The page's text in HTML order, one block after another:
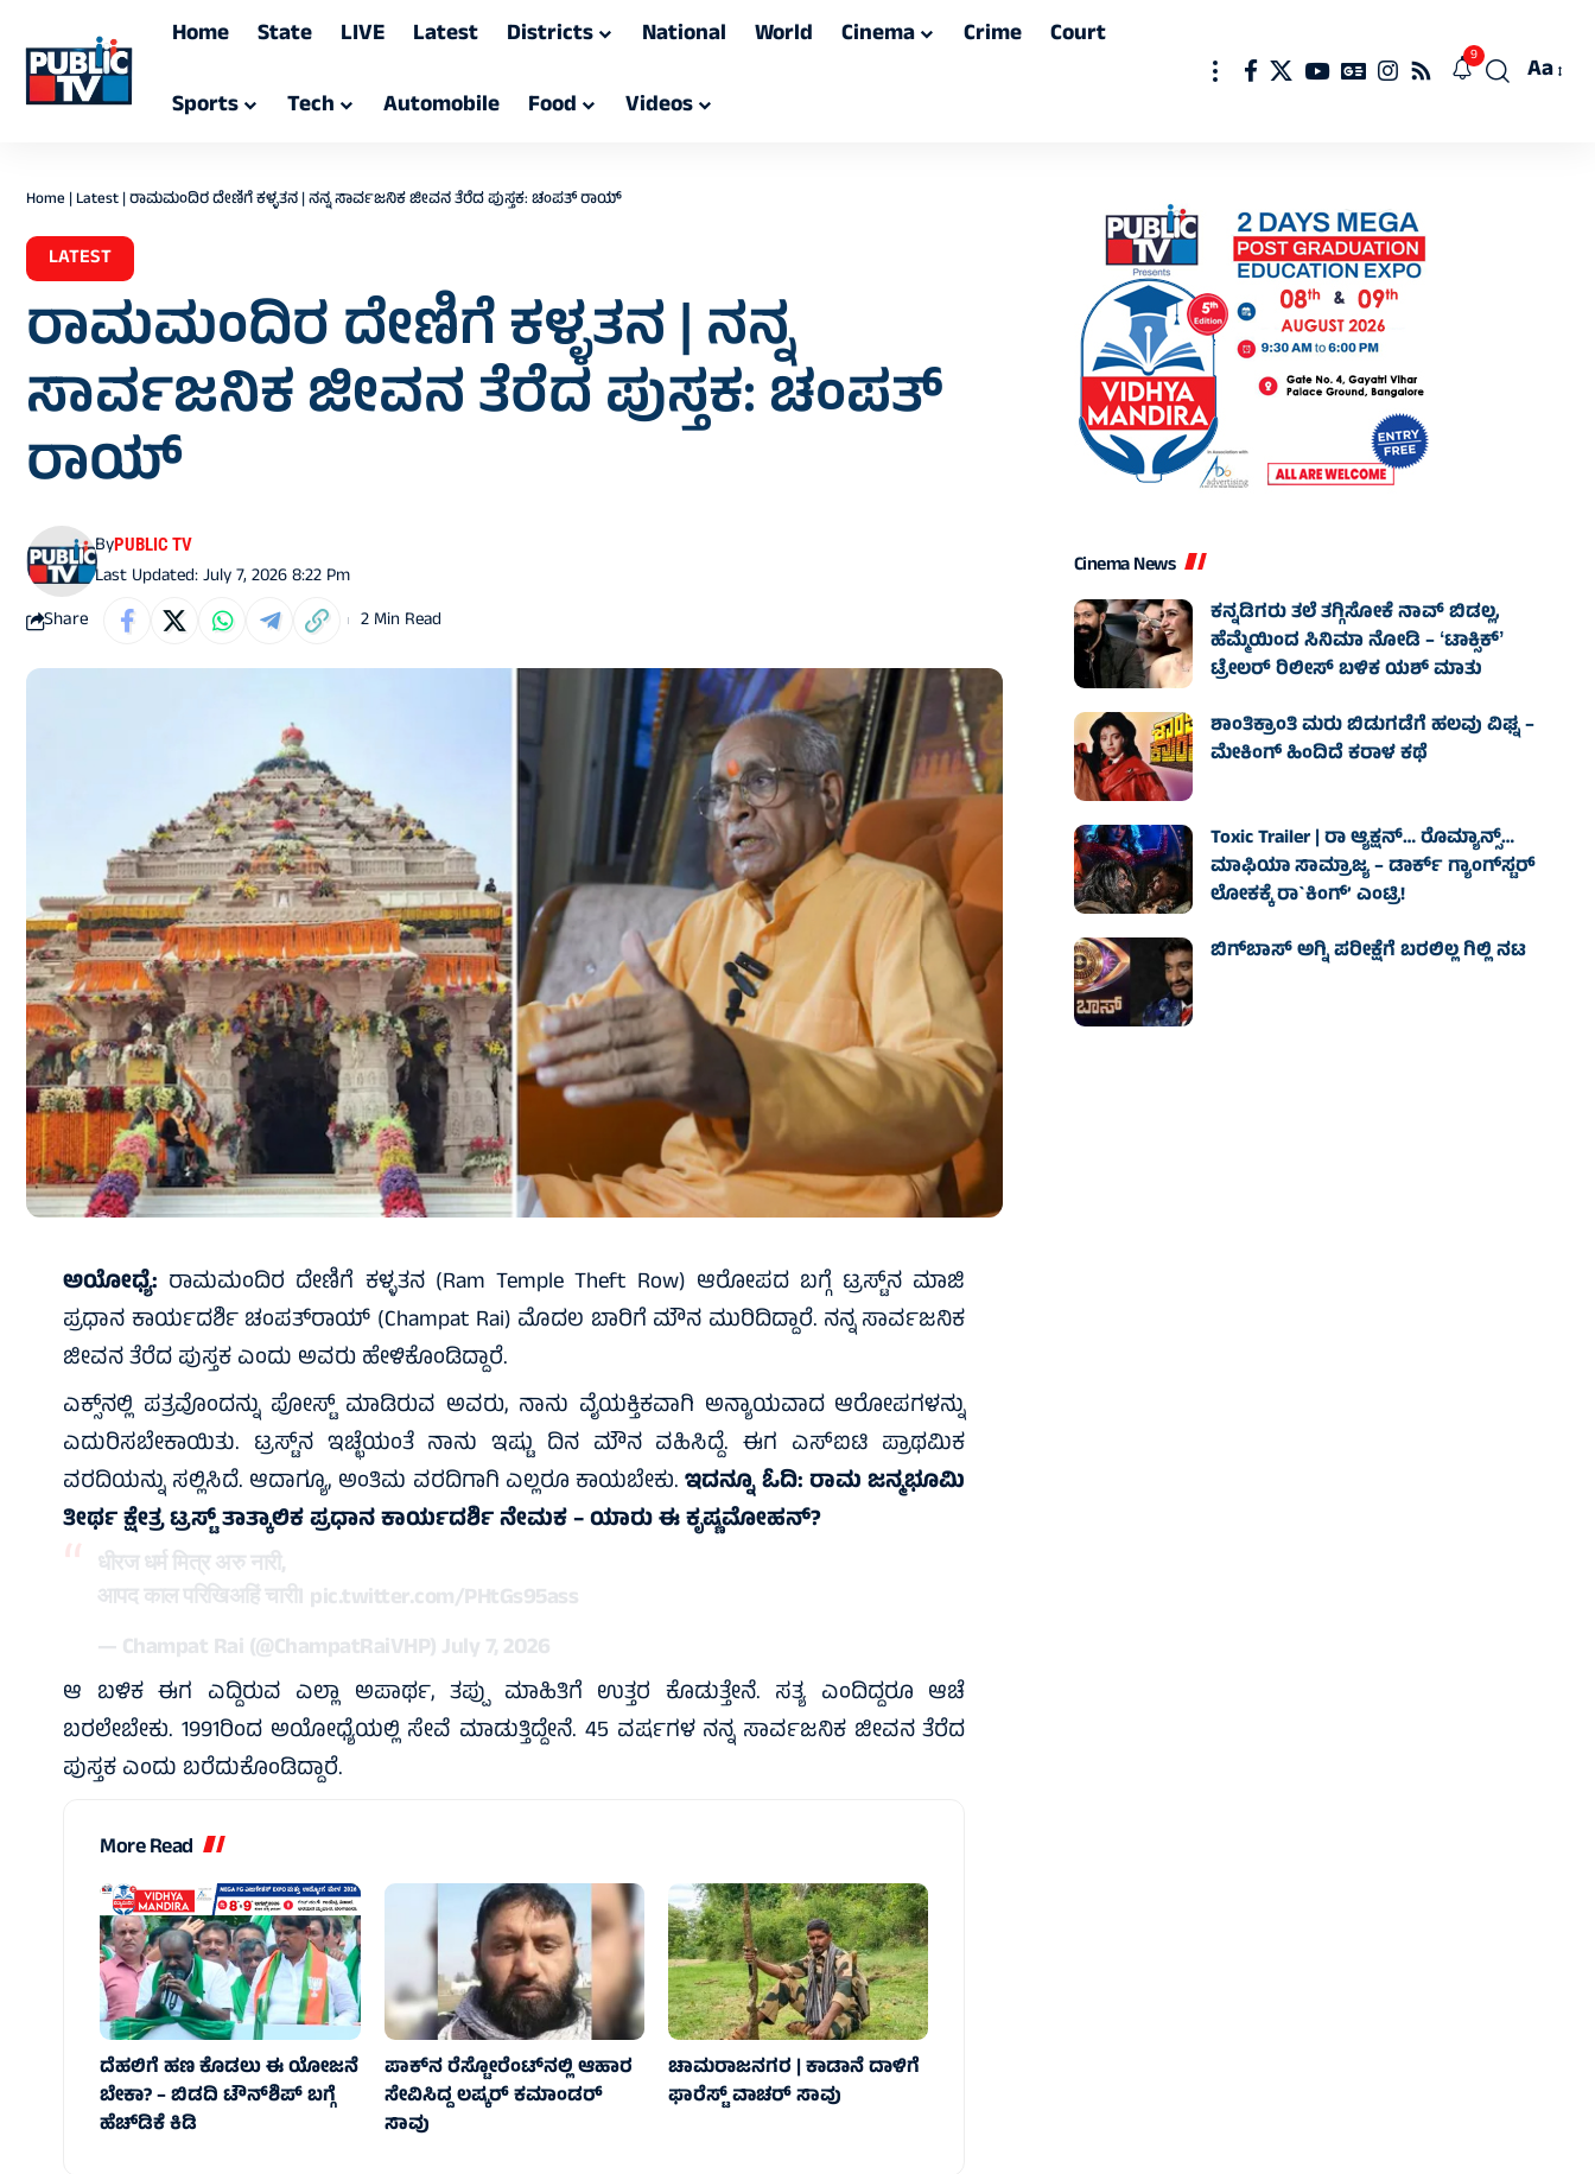
Home State LIVE Latest Districts National World Cinema Crime
Court
Sports
Tech Automobile Food Videos
9
Font
Aa
Home |Latest|ರಾಮಮಂದಿರ ದೇಣಿಗೆ ಕಳ್ಳತನ | ನನ್ನ ಸಾರ್ವಜನಿಕ ಜೀವನ ತೆರೆದ ಪುಸ್ತಕ: ಚಂಪತ್‌ ರಾಯ್
LATEST
ರಾಮಮಂದಿರ ದೇಣಿಗೆ ಕಳ್ಳತನ | ನನ್ನ
ಸಾರ್ವಜನಿಕ ಜೀವನ ತೆರೆದ ಪುಸ್ತಕ: ಚಂಪತ್‌
ರಾಯ್
Last Updated: July 7, 2026 8:22 Pm
ByPUBLIC TV
Share 2 Min Read
ಅಯೋಧ್ಯೆ: ರಾಮಮಂದಿರ ದೇಣಿಗೆ ಕಳ್ಳತನ (Ram Temple Theft Row) ಆರೋಪದ ಬಗ್ಗೆ ಟ್ರಸ್ಟ್‌ನ ಮಾಜಿ
ಪ್ರಧಾನ ಕಾರ್ಯದರ್ಶಿ ಚಂಪತ್‌ರಾಯ್ (Champat Rai) ಮೊದಲ ಬಾರಿಗೆ ಮೌನ ಮುರಿದಿದ್ದಾರೆ. ನನ್ನ ಸಾರ್ವಜನಿಕ
ಜೀವನ ತೆರೆದ ಪುಸ್ತಕ ಎಂದು ಅವರು ಹೇಳಿಕೊಂಡಿದ್ದಾರೆ.
ಎಕ್ಸ್‌ನಲ್ಲಿ ಪತ್ರವೊಂದನ್ನು ಪೋಸ್ಟ್‌ ಮಾಡಿರುವ ಅವರು, ನಾನು ವೈಯಕ್ತಿಕವಾಗಿ ಅನ್ಯಾಯವಾದ ಆರೋಪಗಳನ್ನು
ಎದುರಿಸಬೇಕಾಯಿತು. ಟ್ರಸ್ಟ್‌ನ ಇಚ್ಛೆಯಂತೆ ನಾನು ಇಷ್ಟು ದಿನ ಮೌನ ವಹಿಸಿದ್ದೆ. ಈಗ ಎಸ್‌ಐಟಿ ಪ್ರಾಥಮಿಕ
ವರದಿಯನ್ನು ಸಲ್ಲಿಸಿದೆ. ಆದಾಗ್ಯೂ, ಅಂತಿಮ ವರದಿಗಾಗಿ ಎಲ್ಲರೂ ಕಾಯಬೇಕು.ಇದನ್ನೂ ಓದಿ:ರಾಮ ಜನ್ಮಭೂಮಿ
ತೀರ್ಥ ಕ್ಷೇತ್ರ ಟ್ರಸ್ಟ್‌ ತಾತ್ಕಾಲಿಕ ಪ್ರಧಾನ ಕಾರ್ಯದರ್ಶಿ ನೇಮಕ – ಯಾರು ಈ ಕೃಷ್ಣಮೋಹನ್?
धीरज धर्म मित्र अरु नारी,
आपद काल परिखिअहिं चारी। pic.twitter.com/PHtGs95ass
— Champat Rai (@ChampatRaiVHP)July 7, 2026
ಆ ಬಳಿಕ ಈಗ ಎದ್ದಿರುವ ಎಲ್ಲಾ ಅಪಾರ್ಥ, ತಪ್ಪು ಮಾಹಿತಿಗೆ ಉತ್ತರ ಕೊಡುತ್ತೇನೆ. ಸತ್ಯ ಎಂದಿದ್ದರೂ ಆಚೆ
ಬರಲೇಬೇಕು. 1991ರಿಂದ ಅಯೋಧ್ಯೆಯಲ್ಲಿ ಸೇವೆ ಮಾಡುತ್ತಿದ್ದೇನೆ. 45 ವರ್ಷಗಳ ನನ್ನ ಸಾರ್ವಜನಿಕ ಜೀವನ ತೆರೆದ
ಪುಸ್ತಕ ಎಂದು ಬರೆದುಕೊಂಡಿದ್ದಾರೆ.
More Read
ದೆಹಲಿಗೆ ಹಣ ಕೊಡಲು ಈ ಯೋಜನೆ
ಬೇಕಾ? – ಬಿಡದಿ ಟೌನ್‌ಶಿಪ್‌ ಬಗ್ಗೆ
ಹೆಚ್‌ಡಿಕೆ ಕಿಡಿ
ಪಾಕ್‌ನ ರೆಸ್ಟೋರೆಂಟ್‌ನಲ್ಲಿ ಆಹಾರ
ಸೇವಿಸಿದ್ದ ಲಷ್ಕರ್‌ ಕಮಾಂಡರ್‌
ಸಾವು
ಚಾಮರಾಜನಗರ | ಕಾಡಾನೆ ದಾಳಿಗೆ
ಫಾರೆಸ್ಟ್ ವಾಚರ್ ಸಾವು
Cinema News
ಕನ್ನಡಿಗರು ತಲೆ ತಗ್ಗಿಸೋಕೆ ನಾವ್‌ ಬಿಡಲ್ಲ,
ಹೆಮ್ಮೆಯಿಂದ ಸಿನಿಮಾ ನೋಡಿ – ʻಟಾಕ್ಸಿಕ್‌ʼ
ಟ್ರೇಲರ್‌ ರಿಲೀಸ್‌ ಬಳಿಕ ಯಶ್‌ ಮಾತು
ಶಾಂತಿಕ್ರಾಂತಿ ಮರು ಬಿಡುಗಡೆಗೆ ಹಲವು ವಿಘ್ನ –
ಮೇಕಿಂಗ್ ಹಿಂದಿದೆ ಕರಾಳ ಕಥೆ
Toxic Trailer | ರಾ ಆ್ಯಕ್ಷನ್‌… ರೊಮ್ಯಾನ್ಸ್‌…
ಮಾಫಿಯಾ ಸಾಮ್ರಾಜ್ಯ – ಡಾರ್ಕ್‌ ಗ್ಯಾಂಗ್‌ಸ್ಟರ್‌
ಲೋಕಕ್ಕೆ ರಾ`ಕಿಂಗ್‌’ ಎಂಟ್ರಿ!
ಬಿಗ್‌ಬಾಸ್ ಅಗ್ನಿ ಪರೀಕ್ಷೆಗೆ ಬರಲಿಲ್ಲ ಗಿಲ್ಲಿ ನಟ